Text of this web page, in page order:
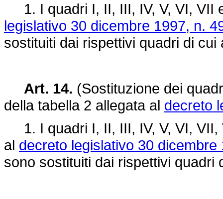
1. I quadri I, II, III, IV, V, VI, VII
legislativo 30 dicembre 1997, n.
sostituiti dai rispettivi quadri di
Art. 14. (Sostituzione dei
della tabella 2 allegata al decreto
1. I quadri I, II, III, IV, V, VI, VII,
al decreto legislativo 30 dicembre
sono sostituiti dai rispettivi quadri